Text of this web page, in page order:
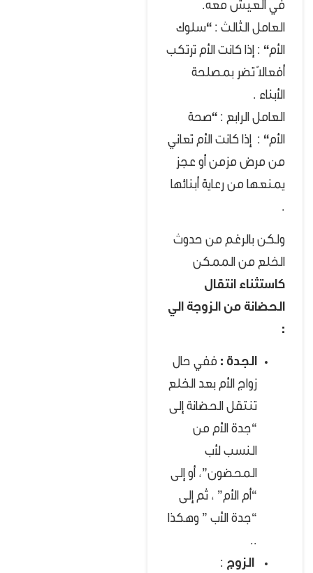
في العيش معه.
العامل الثالث : “سلوك
الأم“ : إذا كانت الأم ترتكب
أفعالاً تضر بمصلحة
الأبناء .
العامل الرابع : “صحة
الأم“ : إذا كانت الأم تعاني
من مرض مزمن أو عجز
يمنعها من رعاية أبنائها
.
ولكن بالرغم من حدوث
الخلع من الممكن
كاستثناء انتقال
الحضانة من الزوجة الي
:
الجدة : ففي حال
زواج الأم بعد الخلع
تنتقل الحضانة إلى
“جدة الأم من
النسب لأب
المحضون”، أو إلى
“أم الأم” ، ثم إلى
“جدة الأب ” وهكذا
..
الزوج :